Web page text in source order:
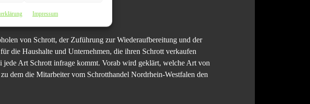
Impressum
von Schrott, der Zuführung zur Wiederaufbereitung und der
die Haushalte und Unternehmen, die ihren Schrott verkaufen
jede Art Schrott infrage kommt. Vorab wird geklärt, welche Art von
dem die Mitarbeiter vom Schrotthandel Nordrhein-Westfalen den